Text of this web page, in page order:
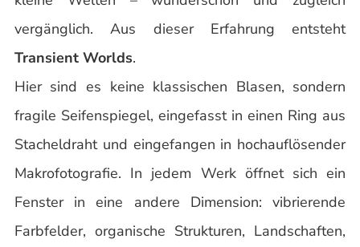
vergänglich. Aus dieser Erfahrung entsteht
Transient Worlds.
Hier sind es keine klassischen Blasen, sondern
fragile Seifenspiegel, eingefasst in einen Ring aus
Stacheldraht und eingefangen in hochauflösender
Makrofotografie. In jedem Werk öffnet sich ein
Fenster in eine andere Dimension: vibrierende
Farbfelder, organische Strukturen, Landschaften,